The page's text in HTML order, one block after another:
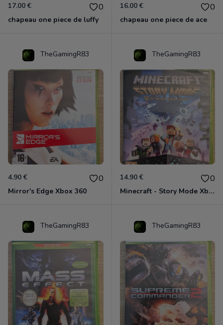
17.00 € 0
chapeau one piece de luffy
16.00 € 0
chapeau one piece de ace
TheGamingR83
4.90 € 0
Mirror's Edge Xbox 360
TheGamingR83
14.90 € 0
Minecraft - Story Mode Xbox 360
TheGamingR83 TheGamingR83